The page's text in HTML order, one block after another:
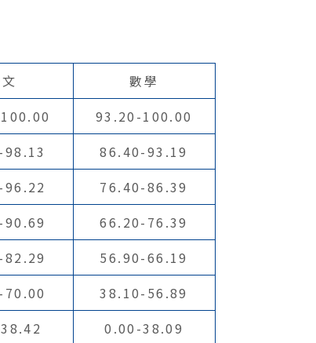
數學
93.20-100.00
86.40-93.19
76.40-86.39
66.20-76.39
56.90-66.19
38.10-56.89
0.00-38.09